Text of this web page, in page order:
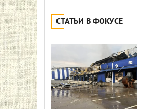
СТАТЬИ В ФОКУСЕ